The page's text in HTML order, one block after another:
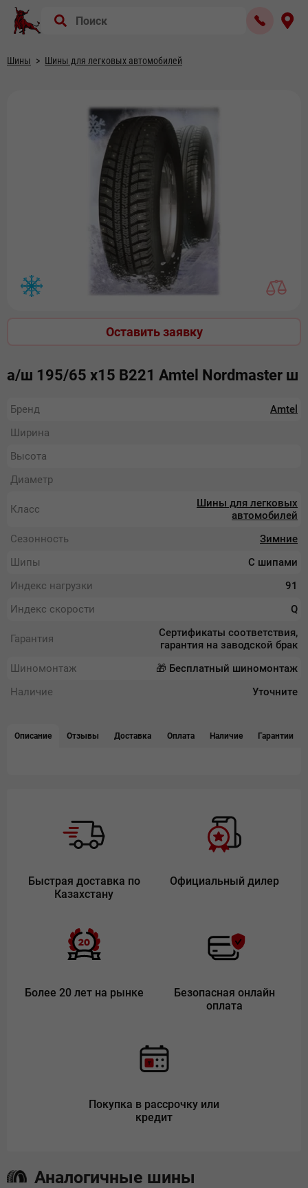
Шины Шины для легковых автомобилей
Оставить заявку
а/ш 195/65 х15 В221 Amtel Nordmaster ш
Бренд
Amtel
Ширина
Высота
Диаметр
Класс
Шины для легковых
автомобилей
Сезонность
Зимние
Шипы
С шипами
Индекс нагрузки
91
Индекс скорости
Q
Гарантия
Сертификаты соответствия,
гарантия на заводской брак
Шиномонтаж
🎁 Бесплатный шиномонтаж
Наличие
Уточните
Описание Отзывы Доставка Оплата Наличие Гарантии
Быстрая доставка по
Казахстану
Официальный дилер
Более 20 лет на рынке
Безопасная онлайн
оплата
Покупка в рассрочку или
кредит
Аналогичные шины